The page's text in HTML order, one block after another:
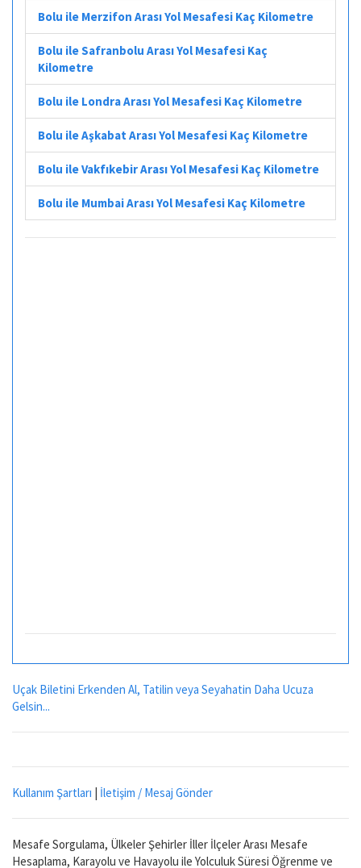
Bolu ile Merzifon Arası Yol Mesafesi Kaç Kilometre
Bolu ile Safranbolu Arası Yol Mesafesi Kaç
Kilometre
Bolu ile Londra Arası Yol Mesafesi Kaç Kilometre
Bolu ile Aşkabat Arası Yol Mesafesi Kaç Kilometre
Bolu ile Vakfıkebir Arası Yol Mesafesi Kaç Kilometre
Bolu ile Mumbai Arası Yol Mesafesi Kaç Kilometre
Uçak Biletini Erkenden Al, Tatilin veya Seyahatin Daha Ucuza
Gelsin...
Kullanım Şartları | İletişim / Mesaj Gönder
Mesafe Sorgulama, Ülkeler Şehirler İller İlçeler Arası Mesafe
Hesaplama, Karayolu ve Havayolu ile Yolculuk Süresi Öğrenme ve